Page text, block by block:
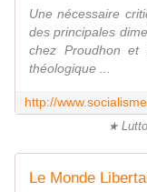
Une nécessaire
des principales
chez Proudhon et
théologique ...
★
Le Monde